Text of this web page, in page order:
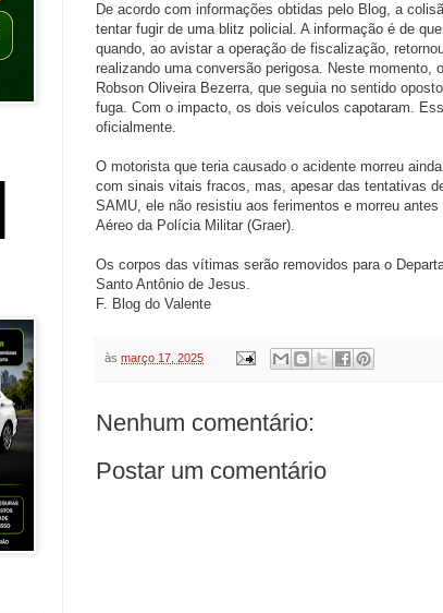
De acordo com informações obtidas pelo Blog, a
tentar fugir de uma blitz policial. A informação é de
quando, ao avistar a operação de fiscalização,
realizando uma conversão perigosa. Neste momento,
Robson Oliveira Bezerra, que seguia no sentido
fuga. Com o impacto, os dois veículos capotaram.
oficialmente.
O motorista que teria causado o acidente morreu
com sinais vitais fracos, mas, apesar das tentativas
SAMU, ele não resistiu aos ferimentos e morreu
Aéreo da Polícia Militar (Graer).
Os corpos das vítimas serão removidos para o
Santo Antônio de Jesus.
F. Blog do Valente
às março 17, 2025
Nenhum comentário:
Postar um comentário